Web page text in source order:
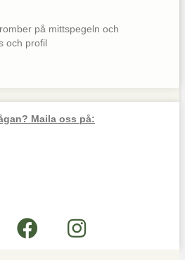
på mittspegeln och
och profil
Maila oss på: